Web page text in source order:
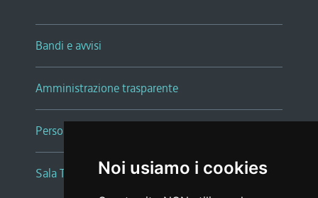
Noi usiamo i cookies
Bandi e avvisi
Amministrazione trasparente
Persone e Uffici
Sala Tiziano Tessitori